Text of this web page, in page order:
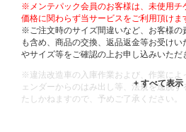
※メンテパック会員のお客様は、未使用チ
価格に関わらず当サービスをご利用頂けま
※ご注文時のサイズ間違いなど、お客様の
も含め、商品の交換、返品返金等お受け
やサイズ等をご確認の上お申し込みいただ
※違法改造車の入庫作業および、作業によ
ェンダーからのはみ出し等、法規を逸脱
たしかねますので、予めご了承ください。